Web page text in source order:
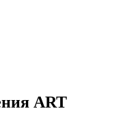
ART